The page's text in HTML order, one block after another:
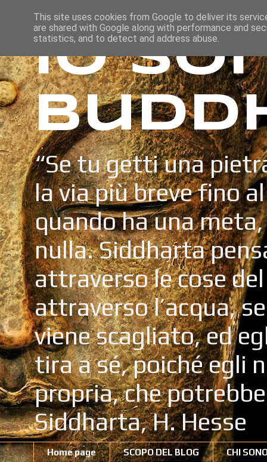
Io
“Se tu getti una
la via più breve fino
quando ha una
nulla. Siddharta
attraverso le cose
attraverso l’acqua,
viene scagliato, ed
tira a sé, poiché egli
propria, che
Siddharta, H. Hesse
Home page SCOPO DEL BLOG CHI
This site uses cookies from Google to deliver its
are shared with Google along with performance and
statistics, and to detect and address abuse.